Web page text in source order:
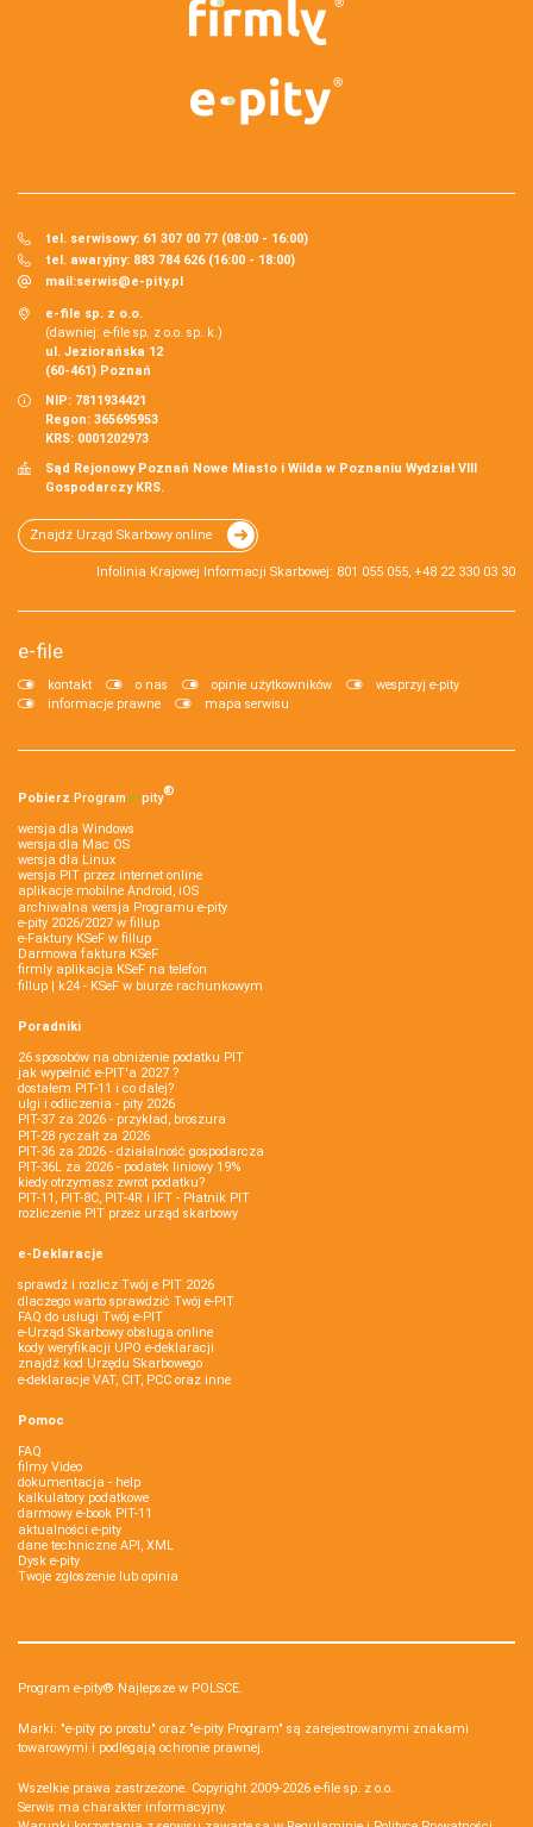
tel. serwisowy: 61 307 00 77 (08:00 - 16:00)
tel. awaryjny: 883 784 626 (16:00 - 18:00)
mail:serwis@e-pity.pl
e-file sp. z o.o.
(dawniej: e-file sp. z o.o. sp. k.)
ul. Jeziorańska 12
(60-461) Poznań
NIP: 7811934421
Regon: 365695953
KRS: 0001202973
Sąd Rejonowy Poznań Nowe Miasto i Wilda w Poznaniu Wydział VIII
Gospodarczy KRS.
Znajdź Urząd Skarbowy online
Infolinia Krajowej Informacji Skarbowej: 801 055 055, +48 22 330 03 30
e-file
kontakt o nas opinie użytkowników
wesprzyj e-pity
informacje prawne
mapa serwisu
Pobierz Program e‑pity®
wersja dla Windows
wersja dla Mac OS
wersja dla Linux
wersja PIT przez internet online
aplikacje mobilne Android, iOS
archiwalna wersja Programu e-pity
e-pity 2026/2027 w fillup
e‑Faktury KSeF w fillup
Darmowa faktura KSeF
firmly aplikacja KSeF na telefon
fillup | k24 - KSeF w biurze rachunkowym
Poradniki
26 sposobów na obniżenie podatku PIT
jak wypełnić e-PIT'a 2027 ?
dostałem PIT-11 i co dalej?
ulgi i odliczenia - pity 2026
PIT-37 za 2026 - przykład, broszura
PIT-28 ryczałt za 2026
PIT-36 za 2026 - działalność gospodarcza
PIT-36L za 2026 - podatek liniowy 19%
kiedy otrzymasz zwrot podatku?
PIT-11, PIT-8C, PIT-4R i IFT - Płatnik PIT
rozliczenie PIT przez urząd skarbowy
e-Deklaracje
sprawdź i rozlicz Twój e PIT 2026
dlaczego warto sprawdzić Twój e-PIT
FAQ do usługi Twój e-PIT
e-Urząd Skarbowy obsługa online
kody weryfikacji UPO e-deklaracji
znajdź kod Urzędu Skarbowego
e-deklaracje VAT, CIT, PCC oraz inne
Pomoc
FAQ
filmy Video
dokumentacja - help
kalkulatory podatkowe
darmowy e-book PIT-11
aktualności e-pity
dane techniczne API, XML
Dysk e-pity
Twoje zgłoszenie lub opinia
Program e-pity® Najlepsze w POLSCE.
Marki: "e-pity po prostu" oraz "e-pity Program" są zarejestrowanymi znakami
towarowymi i podlegają ochronie prawnej.
Wszelkie prawa zastrzeżone. Copyright 2009-2026 e-file sp. z o.o.
Serwis ma charakter informacyjny.